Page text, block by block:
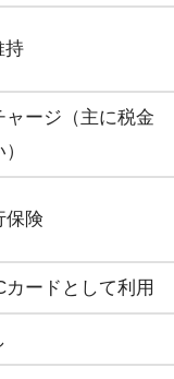
持
ャージ（主に税金
保険
カードとして利用